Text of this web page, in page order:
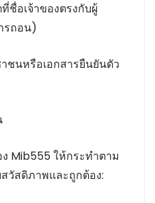
ชื่อเจ้าของตรงกับผู้
รถอน)
ชนหรือเอกสารยืนยันตัว
Mib555 ให้กระทำตาม
วัสดิภาพและถูกต้อง: